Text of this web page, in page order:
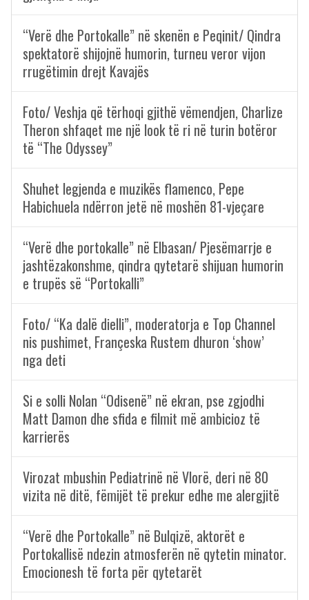
“Verë dhe Portokalle” në skenën e Peqinit/ Qindra
spektatorë shijojnë humorin, turneu veror vijon
rrugëtimin drejt Kavajës
Foto/ Veshja që tërhoqi gjithë vëmendjen, Charlize
Theron shfaqet me një look të ri në turin botëror
të “The Odyssey”
Shuhet legjenda e muzikës flamenco, Pepe
Habichuela ndërron jetë në moshën 81-vjeçare
“Verë dhe portokalle” në Elbasan/ Pjesëmarrje e
jashtëzakonshme, qindra qytetarë shijuan humorin
e trupës së “Portokalli”
Foto/ “Ka dalë dielli”, moderatorja e Top Channel
nis pushimet, Françeska Rustem dhuron ‘show’
nga deti
Si e solli Nolan “Odisenë” në ekran, pse zgjodhi
Matt Damon dhe sfida e filmit më ambicioz të
karrierës
Virozat mbushin Pediatrinë në Vlorë, deri në 80
vizita në ditë, fëmijët të prekur edhe me alergjitë
“Verë dhe Portokalle” në Bulqizë, aktorët e
Portokallisë ndezin atmosferën në qytetin minator.
Emocionesh të forta për qytetarët